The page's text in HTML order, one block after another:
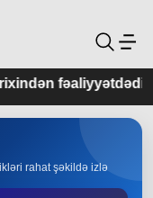
rahat şəkildə izlə